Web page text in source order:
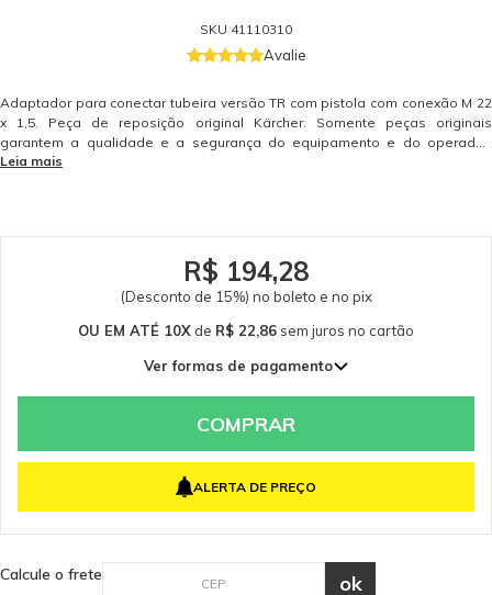
SKU 41110310
Avalie
Adaptador para conectar tubeira versão TR com pistola com conexão M 22
x 1,5. Peça de reposição original Kärcher. Somente peças originais
garantem a qualidade e a segurança do equipamento e do operador.
Caso tenha dúvidas consulte-nos: (19) 99768-0711.
Leia mais
R$ 194,28
(Desconto de 15%) no boleto e no pix
OU EM ATÉ 10X de R$ 22,86 sem juros no cartão
Ver formas de pagamento
2x de R$ 114,28 sem juros
5x de R$ 45,71 sem juros
8x de R$ 28,57 sem juros
COMPRAR
ALERTA DE PREÇO
Calcule o frete